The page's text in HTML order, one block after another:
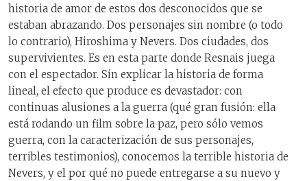
historia de amor de estos dos desconocidos que se
estaban abrazando. Dos personajes sin nombre (o todo
lo contrario), Hiroshima y Nevers. Dos ciudades, dos
supervivientes. Es en esta parte donde Resnais juega
con el espectador. Sin explicar la historia de forma
lineal, el efecto que produce es devastador: con
continuas alusiones a la guerra (qué gran fusión: ella
está rodando un film sobre la paz, pero sólo vemos
guerra, con la caracterización de sus personajes,
terribles testimonios), conocemos la terrible historia de
Nevers, y el por qué no puede entregarse a su nuevo y